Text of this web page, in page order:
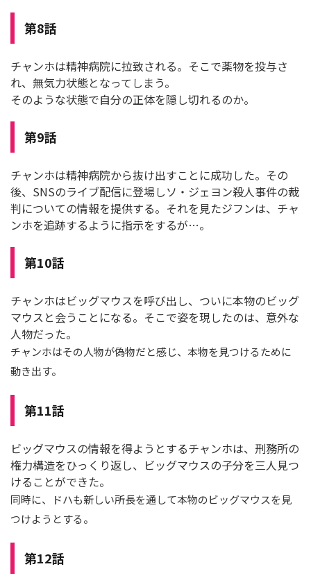
第8話
チャンホは精神病院に拉致される。そこで薬物を投与さ
れ、無気力状態となってしまう。
そのような状態で自分の正体を隠し切れるのか。
第9話
チャンホは精神病院から抜け出すことに成功した。その
後、SNSのライブ配信に登場しソ・ジェヨン殺人事件の裁
判についての情報を提供する。それを見たジフンは、チャ
ンホを追跡するように指示をするが…。
第10話
チャンホはビッグマウスを呼び出し、ついに本物のビッグ
マウスと会うことになる。そこで姿を現したのは、意外な
人物だった。
チャンホはその人物が偽物だと感じ、本物を見つけるために
動き出す。
第11話
ビッグマウスの情報を得ようとするチャンホは、刑務所の
権力構造をひっくり返し、ビッグマウスの子分を三人見つ
けることができた。
同時に、ドハも新しい所長を通して本物のビッグマウスを見
つけようとする。
第12話